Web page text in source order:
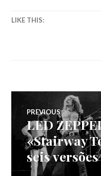
LIKE THIS:
de
artigos
PREVIOUS
Previous
post:
LED
«Stairway
seis